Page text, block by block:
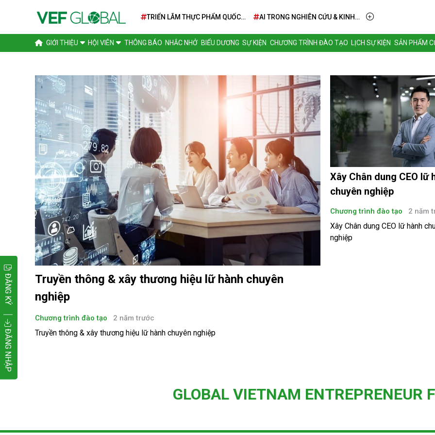
TRIỂN LÃM THỰC PHẨM QUỐC
AI TRONG NGHIÊN CỨU & KINH
TRIỂN KHAI THỰC TIỄN
GIỚI THIỆU HỘI VIÊN THÔNG BÁO NHẮC NHỞ BIỂU DƯƠNG SỰ KIỆN CHƯƠNG TRÌNH ĐÀO TẠO LỊCH SỰ KIỆN SẢN PHẨM
Truyền thông & xây thương hiệu lữ hành chuyên
nghiệp
Chương trình đào tạo 2 năm trước
Truyền thông & xây thương hiệu lữ hành chuyên nghiệp
Xây Chân dung CEO lữ
chuyên nghiệp
Chương trình đào tạo 2 năm
Xây Chân dung CEO lữ hành
nghiệp
GLOBAL VIETNAM ENTREPRENEUR
ĐĂNG KÝ
ĐĂNG NHẬP